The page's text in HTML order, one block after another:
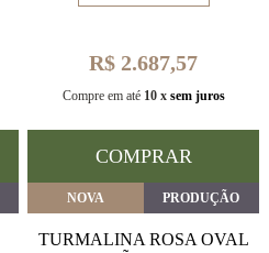
R$ 2.687,57
Compre em até 10 x sem juros
COMPRAR
NOVA PRODUÇÃO
TURMALINA ROSA OVAL